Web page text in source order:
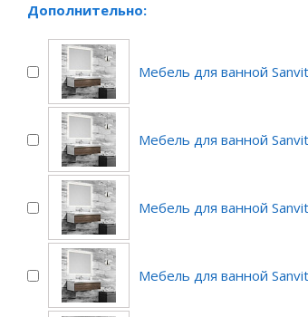
Дополнительно:
Мебель для ванной
Мебель для ванной
Мебель для ванной
Мебель для ванной